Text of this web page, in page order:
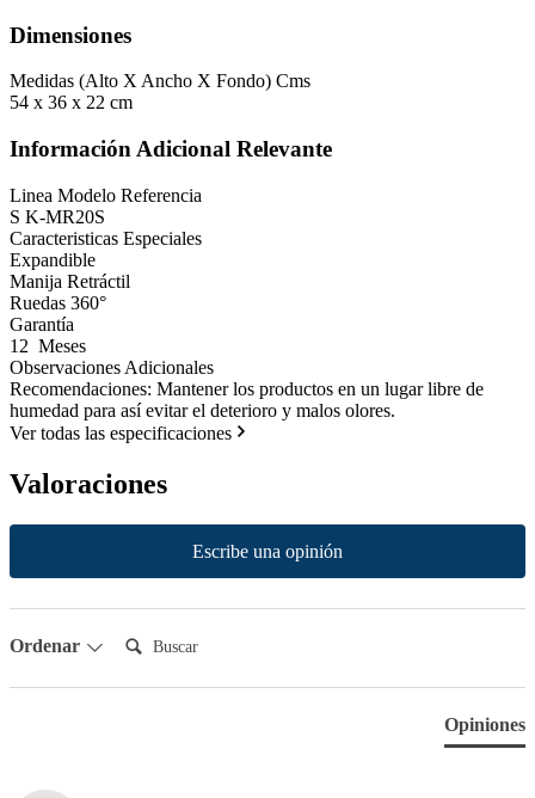
Dimensiones
Medidas (Alto X Ancho X Fondo) Cms
54 x 36 x 22 cm
Información Adicional Relevante
Linea Modelo Referencia
S K-MR20S
Caracteristicas Especiales
Expandible
Manija Retráctil
Ruedas 360°
Garantía
12 Meses
Observaciones Adicionales
Recomendaciones: Mantener los productos en un lugar libre de
humedad para así evitar el deterioro y malos olores.
Ver todas las especificaciones
Valoraciones
Escribe una opinión
Ordenar
Opiniones
New content loaded